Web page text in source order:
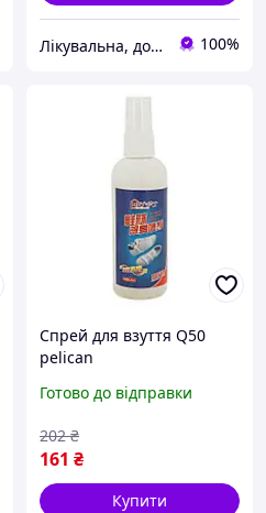
Лікувальна, доглядова та професійна косметика 100%
Спрей для взуття Q50
pelican
Готово до відправки
161 ₴
202 ₴
Купити